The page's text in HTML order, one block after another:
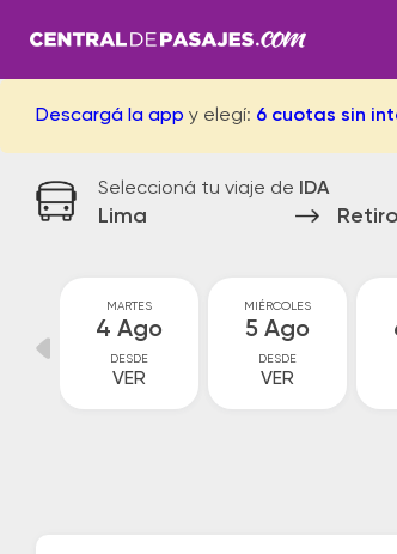
Descargá la app y elegí: 6 cuotas sin
Seleccioná tu viaje de IDA
Lima
MARTES
4 Ago
DESDE
VER
MIÉRCOLES
5 Ago
DESDE
VER